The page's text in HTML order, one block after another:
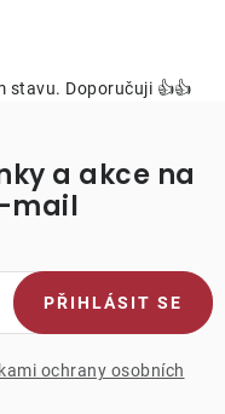
stavu. Doporučuji 👍👍
a akce na
mail
ochrany osobních
PŘIHLÁSIT SE